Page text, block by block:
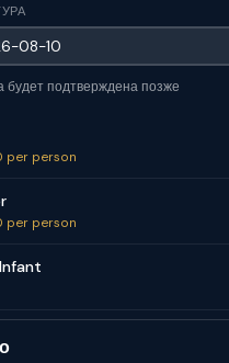
будет подтверждена позже
per person
per person